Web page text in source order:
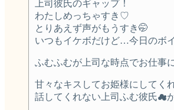
上司彼氏のギャップ！
わたしめっちゃすき♡
とりあえず声がもうすき🤭
いつもイケボだけど…今日のボ
ふむふむが上司な時点でお仕事
甘々なキスしてお姫様にしてく
話してくれない上司ふむ彼氏☁